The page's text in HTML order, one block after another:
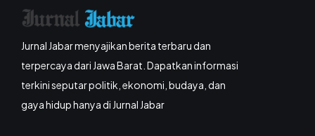
Jurnal Jabar menyajikan berita terbaru dan
terpercaya dari Jawa Barat. Dapatkan informasi
terkini seputar politik, ekonomi, budaya, dan
gaya hidup hanya di Jurnal Jabar